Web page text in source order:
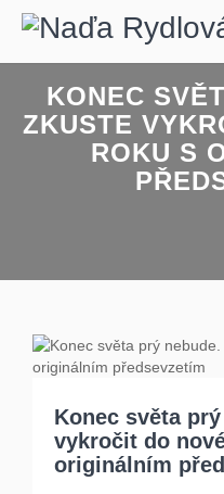
KONEC
ZKUSTE
ROKU S
Konec světa
vykročit do
originálním